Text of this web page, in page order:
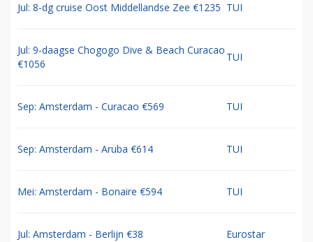
Jul: 8-dg cruise Oost Middellandse Zee €1235 TUI
Jul: 9-daagse Chogogo Dive & Beach Curacao
€1056
TUI
Sep: Amsterdam - Curacao €569 TUI
Sep: Amsterdam - Aruba €614 TUI
Mei: Amsterdam - Bonaire €594 TUI
Jul: Amsterdam - Berlijn €38 Eurostar